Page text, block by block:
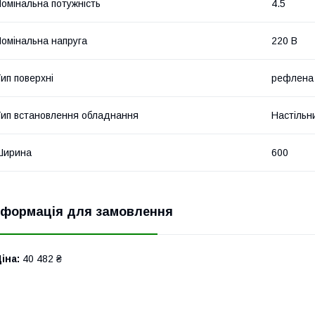
потужність 4.5
напруга 220 В
поверхні рефлена
встановлення обладнання
600
для замовлення
40 482 ₴